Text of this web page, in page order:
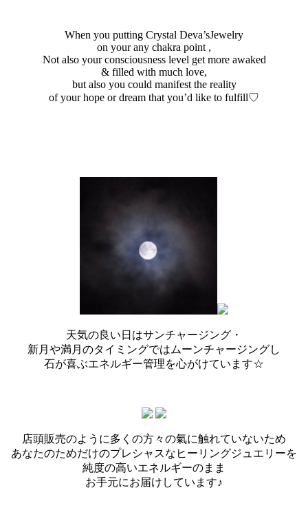
When you putting Crystal Deva’sJewelry
on your any chakra point ,
Not also your consciousness level get more awaked
& filled with much love,
but also you could manifest the reality
of your hope or dream that you’d like to fulfill♡
天気の良い日はサンチャージング・
新月や満月のタイミングではムーンチャージングし
石が喜ぶエネルギー管理を心がけています☆
店頭販売のように多くの方々の氣に触れていないため
あなたのためだけのプレシャスなヒーリングジュエリーを
純度の高いエネルギーのまま
お手元にお届けしています♪